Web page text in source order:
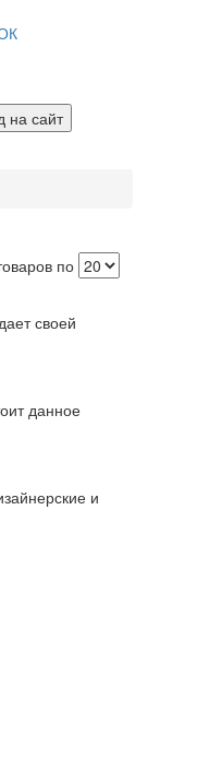
на сайт
по
своей
данное
и